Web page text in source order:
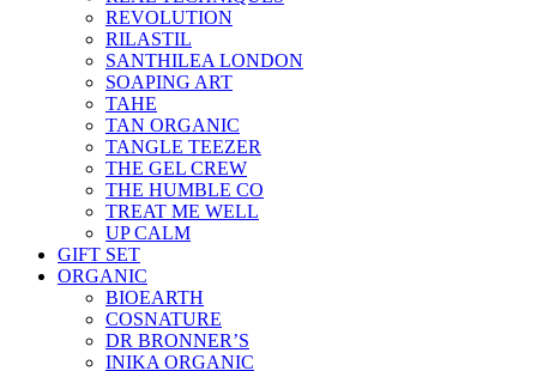
REVOLUTION
RILASTIL
SANTHILEA LONDON
SOAPING ART
TAHE
TAN ORGANIC
TANGLE TEEZER
THE GEL CREW
THE HUMBLE CO
TREAT ME WELL
UP CALM
GIFT SET
ORGANIC
BIOEARTH
COSNATURE
DR BRONNER’S
INIKA ORGANIC